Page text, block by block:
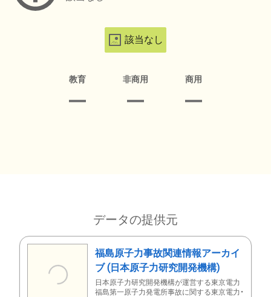
該当なし
教育 非商用 商用
データの提供元
福島原子力事故関連情報アーカイ
ブ (日本原子力研究開発機構)
日本原子力研究開発機構が運営する東京電力
福島第一原子力発電所事故に関する東京電力・